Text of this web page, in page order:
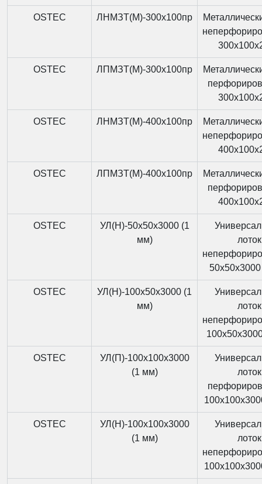
OSTEC ЛНМЗТ(М)-300x100пр
OSTEC ЛПМЗТ(М)-300x100пр
OSTEC ЛНМЗТ(М)-400x100пр
OSTEC ЛПМЗТ(М)-400x100пр
OSTEC
УЛ(Н)-50x50x3000 (1
мм)
лоток
OSTEC
УЛ(Н)-100x50x3000 (1
мм)
лоток
OSTEC
УЛ(П)-100x100x3000
(1 мм)
лоток
OSTEC
УЛ(Н)-100x100x3000
(1 мм)
лоток